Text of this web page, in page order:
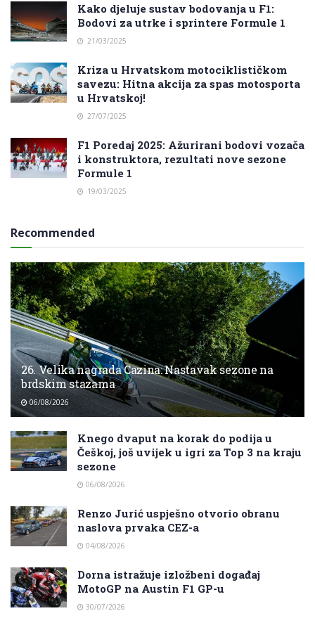
Kako djeluje sustav bodovanja u F1:
Bodovi za utrke i sprintere Formule 1
21/03/2025
Kriza u Hrvatskom motociklističkom
savezu: Hitna akcija za spas motosporta
u Hrvatskoj!
27/07/2025
F1 Poredaj 2025: Ažurirani bodovi vozača
i konstruktora, rezultati nove sezone
Formule 1
19/03/2025
Recommended
26. Velika nagrada Cazina: Nastavak sezone na
brdskim stazama
06/08/2026
Knego dvaput na korak do podija u
Češkoj, još uvijek u igri za Top 3 na kraju
sezone
06/08/2026
Renzo Jurić uspješno otvorio obranu
naslova prvaka CEZ-a
04/08/2026
Dorna istražuje izložbeni događaj
MotoGP na Austin F1 GP-u
30/07/2026